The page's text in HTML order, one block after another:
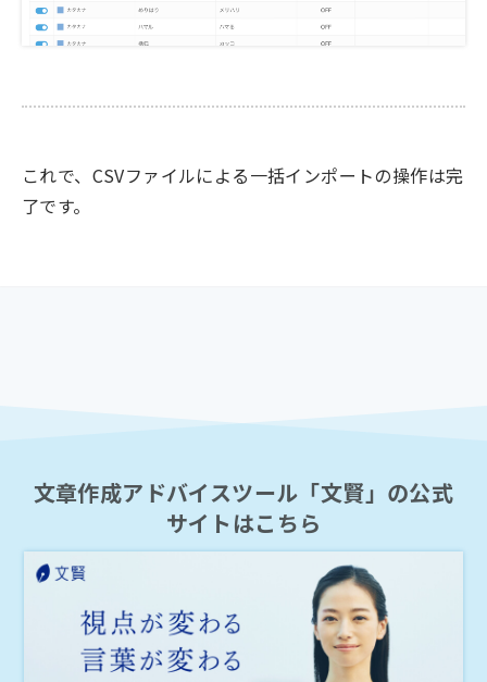
これで、CSVファイルによる一括インポートの操作は完
了です。
文章作成アドバイスツール「文賢」の公式
サイトはこちら